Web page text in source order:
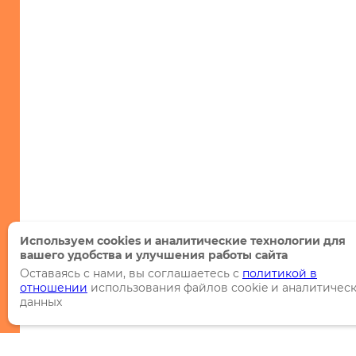
Используем cookies и аналитические технологии для
вашего удобства и улучшения работы сайта
Оставаясь с нами, вы соглашаетесь с политикой в
отношении использования файлов cookie и
данных